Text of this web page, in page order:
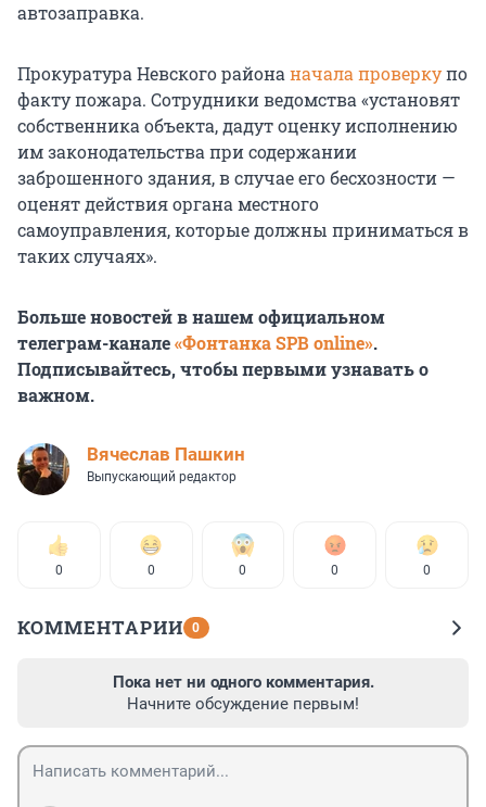
автозаправка.
Прокуратура Невского района начала проверкупо
факту пожара. Сотрудники ведомства «установят
собственника объекта, дадут оценку исполнению
им законодательства при содержании
заброшенного здания, в случае его бесхозности —
оценят действия органа местного
самоуправления, которые должны приниматься в
таких случаях».
Больше новостей в нашем официальном
телеграм-канале«Фонтанка SPB online».
Подписывайтесь, чтобы первыми узнавать о
важном.
Вячеслав Пашкин
Выпускающий редактор
0 0 0 0 0
КОММЕНТАРИИ 0
Пока нет ни одного комментария.
Начните обсуждение первым!